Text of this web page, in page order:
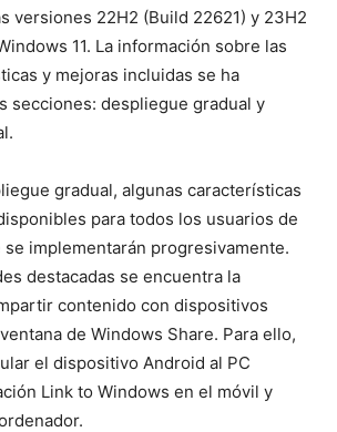
versiones 22H2 (Build 22621) y 23H2
11. La información sobre las
y mejoras incluidas se ha
secciones: despliegue gradual y
gradual, algunas características
para todos los usuarios de
se implementarán progresivamente.
destacadas se encuentra la
contenido con dispositivos
de Windows Share. Para ello,
el dispositivo Android al PC
Link to Windows en el móvil y